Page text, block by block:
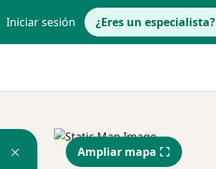
Iniciar sesión ¿Eres un especialista?
Ampliar mapa